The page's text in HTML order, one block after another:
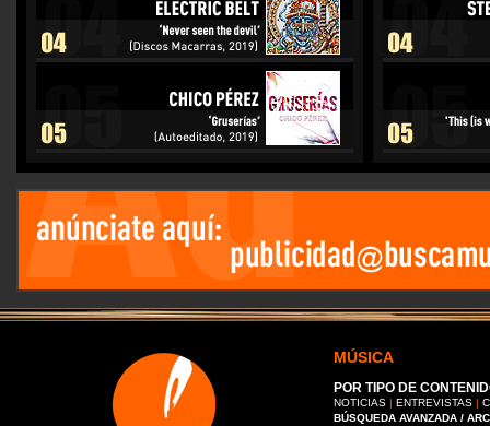
MÚSICA
POR TIPO DE
NOTICIAS | ENTREVISTAS |
BÚSQUEDA AVANZADA /